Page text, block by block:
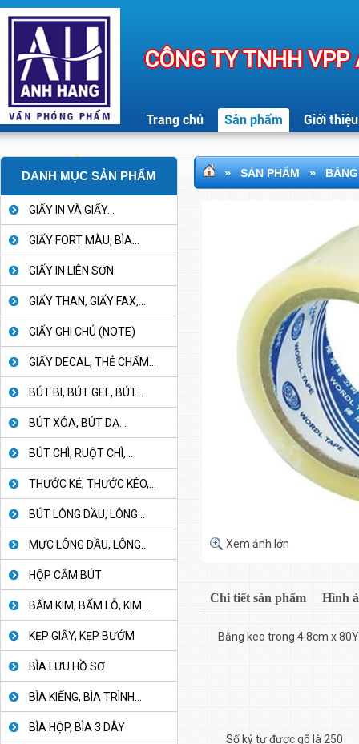
CÔNG TY TNHH
Trang chủ Sản phẩm Giới thiệu
DANH MỤC SẢN PHẨM
GIẤY IN VÀ GIẤY...
GIẤY FORT MÀU, BÌA...
GIẤY IN LIÊN SƠN
GIẤY THAN, GIẤY FAX,...
GIẤY GHI CHÚ (NOTE)
GIẤY DECAL, THẺ CHẤM...
BÚT BI, BÚT GEL, BÚT...
BÚT XÓA, BÚT DẠ...
BÚT CHÌ, RUỘT CHÌ,...
THƯỚC KẺ, THƯỚC KÉO,...
BÚT LÔNG DẦU, LÔNG...
MỰC LÔNG DẦU, LÔNG...
HỘP CẮM BÚT
BẤM KIM, BẤM LỖ, KIM...
KẸP GIẤY, KẸP BƯỚM
BÌA LƯU HỒ SƠ
BÌA KIẾNG, BÌA TRÌNH...
BÌA HỘP, BÌA 3 DÂY
» SẢN PHẨM »
Xem ảnh lớn
Chi tiết sản phẩm Hình
Băng keo trong 4.8cm x 80Y
Số ký tự được gõ là 250